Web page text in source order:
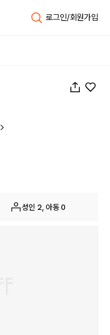
로그인/회원가입
성인 2, 아동 0